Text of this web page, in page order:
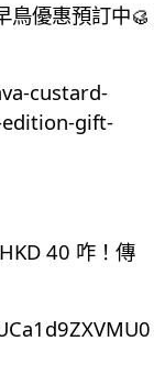
優惠預訂中🥮
custard-
gift-
40 咋！傳